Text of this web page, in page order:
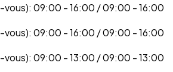
vous): 09:00 - 16:00 / 09:00 - 16:00
vous): 09:00 - 16:00 / 09:00 - 16:00
vous): 09:00 - 13:00 / 09:00 - 13:00